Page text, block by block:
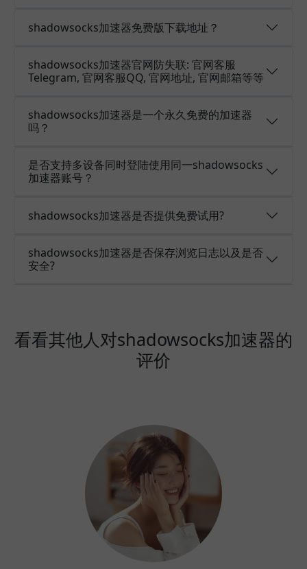
shadowsocks加速器免费版下载地址？
shadowsocks加速器官网防失联: 官网客服
Telegram, 官网客服QQ, 官网地址, 官网邮箱等等
shadowsocks加速器是一个永久免费的加速器
吗？
是否支持多设备同时登陆使用同一shadowsocks
加速器账号？
shadowsocks加速器是否提供免费试用?
shadowsocks加速器是否保存浏览日志以及是否
安全?
看看其他人对shadowsocks加速器的
评价